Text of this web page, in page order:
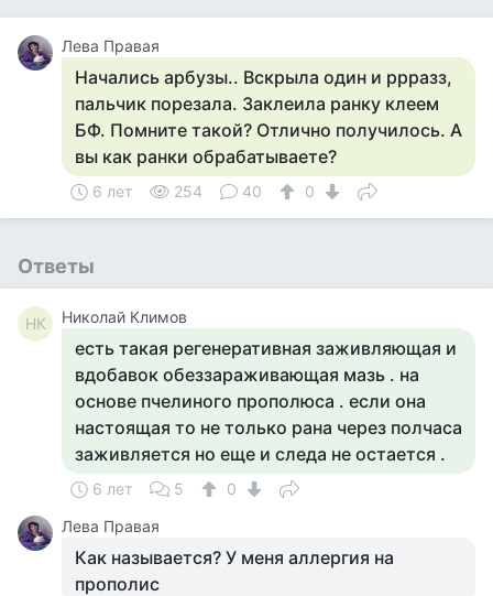
Лева Правая
Начались арбузы.. Вскрыла один и ррразз,
пальчик порезала. Заклеила ранку клеем
БФ. Помните такой? Отлично получилось. А
вы как ранки обрабатываете?
6 лет 254 40 0
Ответы
НК Николай Климов
есть такая регенеративная заживляющая и
вдобавок обеззараживающая мазь . на
основе пчелиного прополюса . если она
настоящая то не только рана через полчаса
заживляется но еще и следа не остается .
6 лет 5
0
Лева Правая
Как называется? У меня аллергия на
прополис